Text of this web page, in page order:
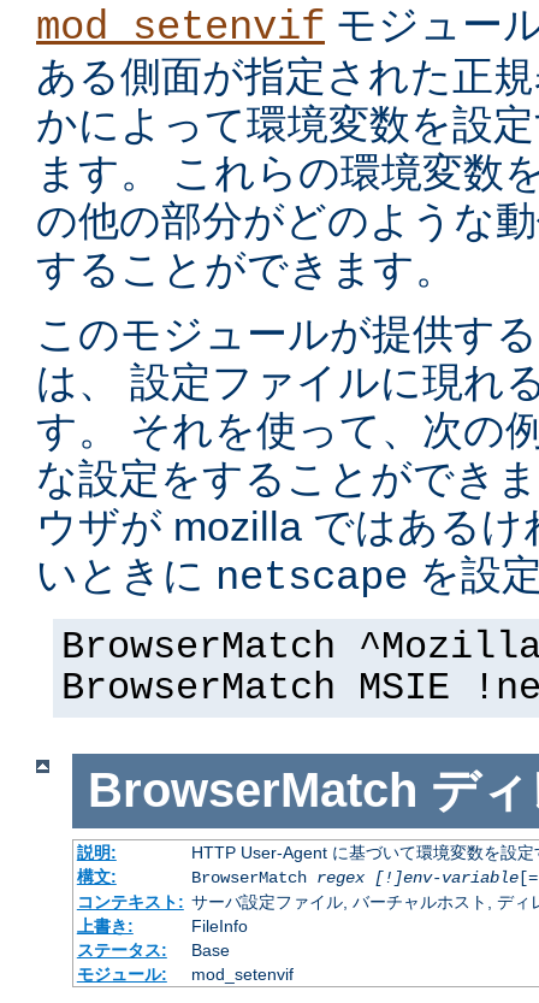
mod_setenvif モジュー
ある側面が指定された正
かによって環境変数を設
ます。 これらの環境変数
の他の部分がどのような
することができます。
このモジュールが提供す
は、 設定ファイルに現れ
す。 それを使って、次の
な設定をすることができ
ウザが mozilla ではある
いときに netscape を設
BrowserMatch
BrowserMatch MSIE
BrowserMatch デ
説明:
HTTP User-Agent に基づいて環境変数を設定
構文:
BrowserMatch regex [!]env-variable[=
コンテキスト: サーバ設定ファイル, バーチャルホスト, ディ
上書き:
FileInfo
ステータス:
Base
モジュール:
mod_setenvif